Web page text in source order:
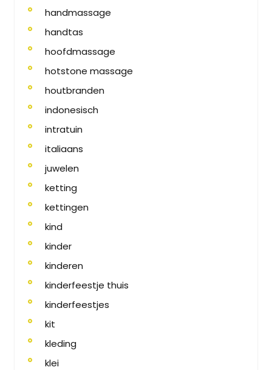
handmassage
handtas
hoofdmassage
hotstone massage
houtbranden
indonesisch
intratuin
italiaans
juwelen
ketting
kettingen
kind
kinder
kinderen
kinderfeestje thuis
kinderfeestjes
kit
kleding
klei